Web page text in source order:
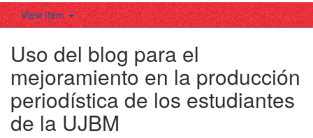
View Item
Uso del blog para el
mejoramiento en la producción
periodística de los estudiantes
de la UJBM